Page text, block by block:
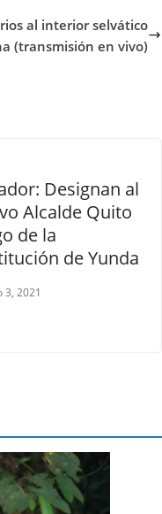
al interior selvático
(transmisión en vivo)
Designan al
Alcalde Quito
de la
de Yunda
3, 2021